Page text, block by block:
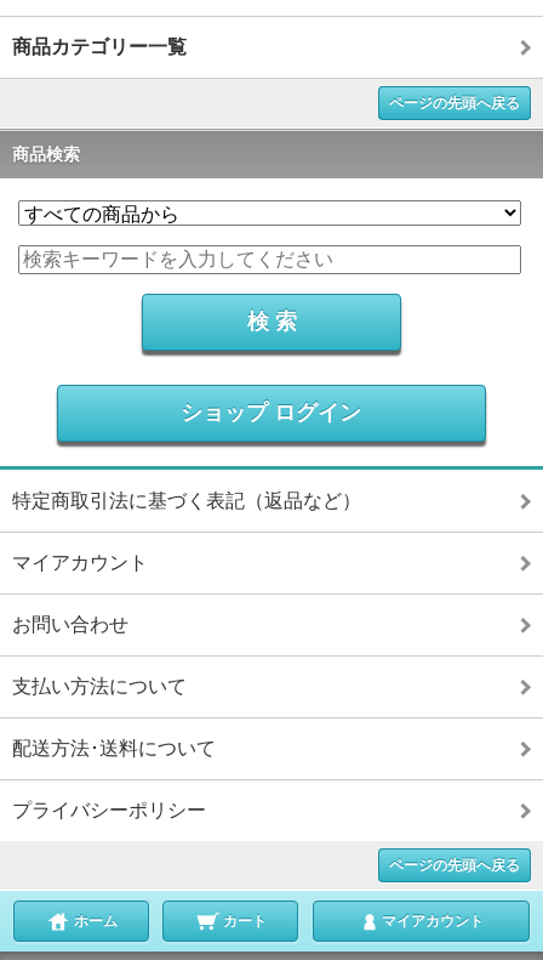
商品カテゴリー一覧
ページの先頭へ戻る
商品検索
ショップ ログイン
特定商取引法に基づく表記（返品など）
マイアカウント
お問い合わせ
支払い方法について
配送方法･送料について
プライバシーポリシー
ページの先頭へ戻る
ホーム カート マイアカウント